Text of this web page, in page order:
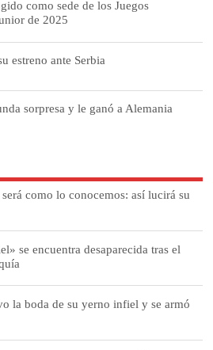
como sede de los Juegos
de 2025
estreno ante Serbia
sorpresa y le ganó a Alemania
como lo conocemos: así lucirá su
se encuentra desaparecida tras el
la boda de su yerno infiel y se armó